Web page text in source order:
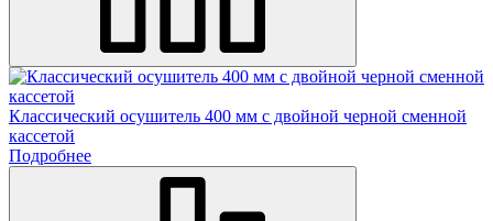
Классический осушитель 400 мм с двойной черной сменной
кассетой
Подробнее